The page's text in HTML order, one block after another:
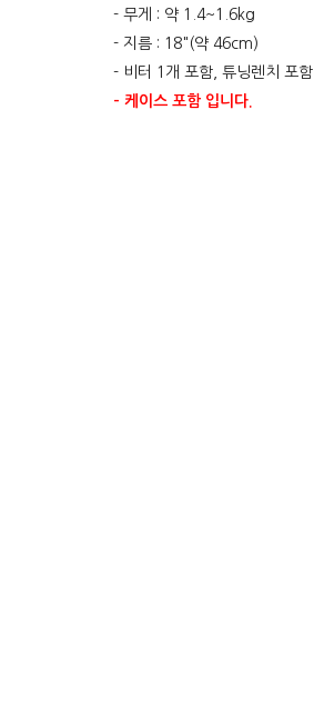
- 무게 : 약 1.4~1.6kg
- 지름 : 18"(약 46cm)
- 비터 1개 포함, 튜닝렌치 포함
- 케이스 포함 입니다.